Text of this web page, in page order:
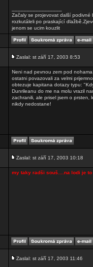
Začaly se projevovat další podivné
rozkutáleli po praskající
jenom se ucim kouzlit
Zaslal: st září 17, 2003 8:53
Neni nad pevnou zem pod
ostatni povazovali za velmi
obtezuje kapitana dotazy typu:
Dunrileanu do me na molu vrazil
zachranili, ale prisel jsem o prsten,
nikdy nedostane!
Zaslal: st září 17, 2003 10:18
my taky radši souš....na lodi je
Zaslal: st září 17, 2003 11:46